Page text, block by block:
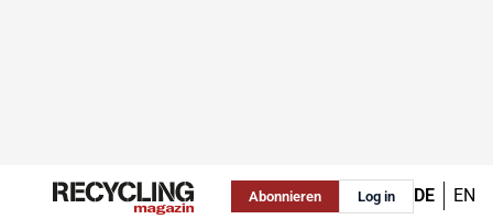
Abonnieren Log in DE EN